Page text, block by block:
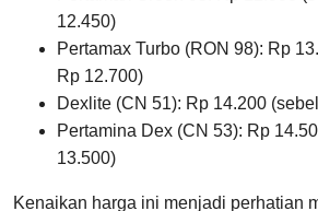
12.450)
Pertamax Turbo (RON 98): Rp
Rp 12.700)
Dexlite (CN 51): Rp 14.200
Pertamina Dex (CN 53): Rp
13.500)
Kenaikan harga ini menjadi perhatian